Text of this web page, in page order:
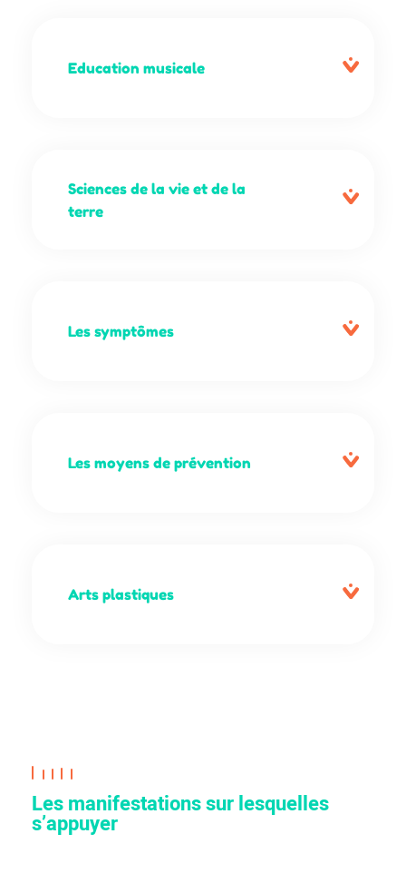
Education musicale
Sciences de la vie et de la
terre
Les symptômes
Les moyens de prévention
Arts plastiques
Les manifestations sur lesquelles
s’appuyer